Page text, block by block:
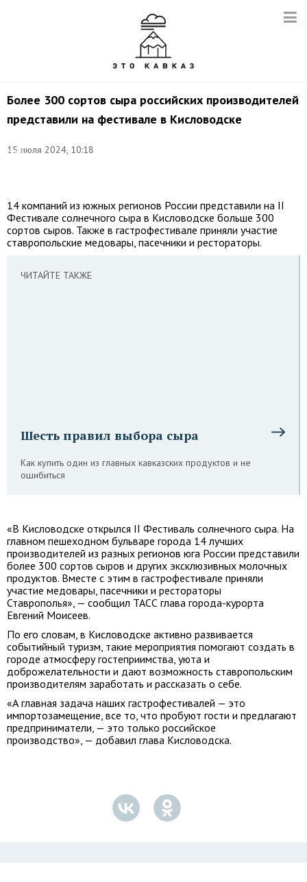
Более 300 сортов сыра российских производителей
представили на фестивале в Кисловодске
15 июля 2024, 10:18
Иван
14 компаний из южных регионов России представили на II
Фестивале солнечного сыра в Кисловодске больше 300
сортов сыров. Также в гастрофестивале приняли участие
ставропольские медовары, пасечники и рестораторы.
ЧИТАЙТЕ ТАКЖЕ
Шесть правил выбора сыра
Как купить один из главных кавказских продуктов и не
ошибиться
«В Кисловодске открылся II Фестиваль солнечного сыра. На
главном пешеходном бульваре города 14 лучших
производителей из разных регионов юга России представили
более 300 сортов сыров и других эксклюзивных молочных
продуктов. Вместе с этим в гастрофестивале приняли
участие медовары, пасечники и рестораторы
Ставрополья», — сообщил ТАСС глава города-курорта
Евгений Моисеев.
По его словам, в Кисловодске активно развивается
событийный туризм, такие мероприятия помогают создать в
городе атмосферу гостеприимства, уюта и
доброжелательности и дают возможность ставропольским
производителям заработать и рассказать о себе.
«А главная задача наших гастрофестивалей — это
импортозамещение, все то, что пробуют гости и предлагают
предприниматели, — это только российское
производство», — добавил глава Кисловодска.